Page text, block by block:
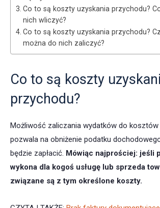
Co to są koszty uzyskania przychodu?
nich wliczyć?
Co to są koszty uzyskania przychodu?
można do nich zaliczyć?
Co to są koszty
przychodu?
Możliwość zaliczania wydatków do kosztów
pozwala na obniżenie podatku
będzie zapłacić. Mówiąc najprościej: jeśli
wykona dla kogoś usługę lub sprzeda
związane są z tym określone koszty.